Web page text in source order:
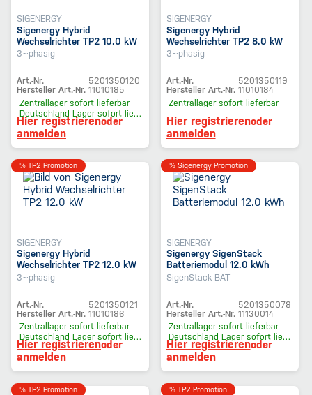
SIGENERGY
Sigenergy Hybrid
Wechselrichter TP2 10.0 kW
3~phasig
Art.-Nr.
5201350120
Hersteller Art.-Nr. 11010185
Zentrallager sofort lieferbar
Deutschland Lager sofort lieferbar
Hier registrierenoder
anmelden
SIGENERGY
Sigenergy Hybrid
Wechselrichter TP2 8.0 kW
3~phasig
Art.-Nr.
5201350119
Hersteller Art.-Nr. 11010184
Zentrallager sofort lieferbar
Hier registrierenoder
anmelden
% TP2 Promotion
SIGENERGY
Sigenergy Hybrid
Wechselrichter TP2 12.0 kW
3~phasig
Art.-Nr.
5201350121
Hersteller Art.-Nr. 11010186
Zentrallager sofort lieferbar
Deutschland Lager sofort lieferbar
Hier registrierenoder
anmelden
% Sigenergy Promotion
SIGENERGY
Sigenergy SigenStack
Batteriemodul 12.0 kWh
SigenStack BAT
Art.-Nr.
5201350078
Hersteller Art.-Nr. 11130014
Zentrallager sofort lieferbar
Deutschland Lager sofort lieferbar
Hier registrierenoder
anmelden
% TP2 Promotion % TP2 Promotion